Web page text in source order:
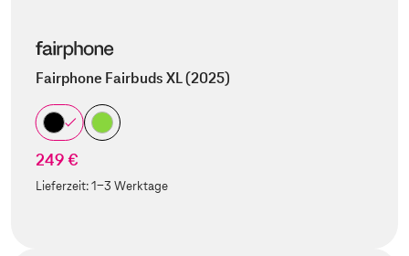
Fairphone Fairbuds XL (2025)
249 €
Lieferzeit:1-3 Werktage